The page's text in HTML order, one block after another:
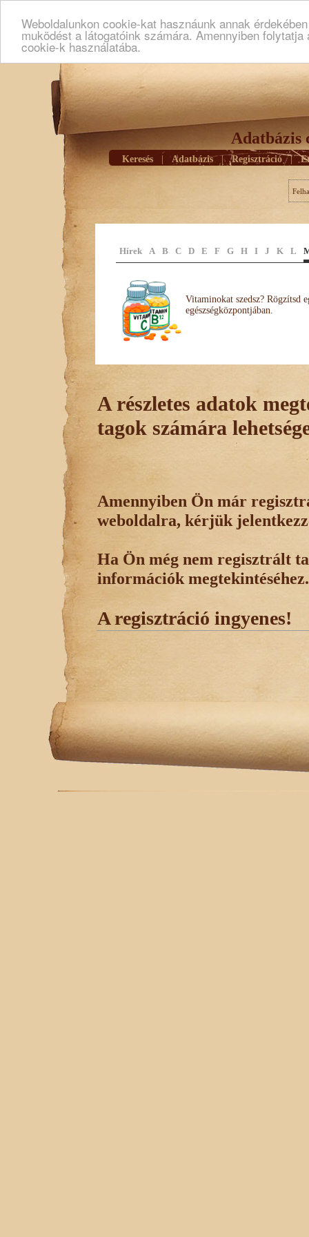
Weboldalunkon cookie-kat hasznáunk annak
muködést a látogatóink számára. Amennyiben
cookie-k használatába.
Adatbázis
Keresés Adatbázis | Regisztráció |
Hírek A B C D E F G H I J K L
Vitaminokat szedsz? Rögzítsd
egészségközpontjában.
A részletes adatok
tagok számára
Amennyiben Ön már
weboldalra, kérjük
Ha Ön még nem regisztrált
információk megtekintéséhez.
A regisztráció ingyenes!